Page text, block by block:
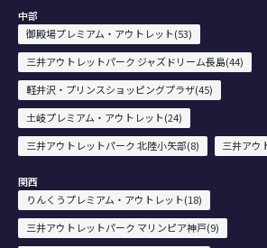
中部
御殿場プレミアム・アウトレット(53)
三井アウトレットパーク ジャズドリーム長島(44)
軽井沢・プリンスショッピングプラザ(45)
土岐プレミアム・アウトレット(24)
三井アウトレットパーク 北陸小矢部(8)
三井アウ
関西
りんくうプレミアム・アウトレット(18)
三井アウトレットパーク マリンピア神戸(9)